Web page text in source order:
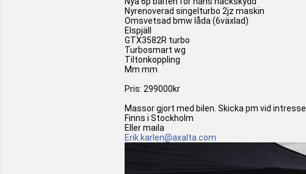
Nyrenoverad singelturbo 2jz maskin
Omsvetsad bmw låda (6växlad)
Elspjäll
GTX3582R turbo
Turbosmart wg
Tiltonkoppling
Mm mm
Pris: 299000kr
Massor gjort med bilen. Skicka pm vid intresse
Finns i Stockholm
Eller maila
Erik.karlen@axalta.com